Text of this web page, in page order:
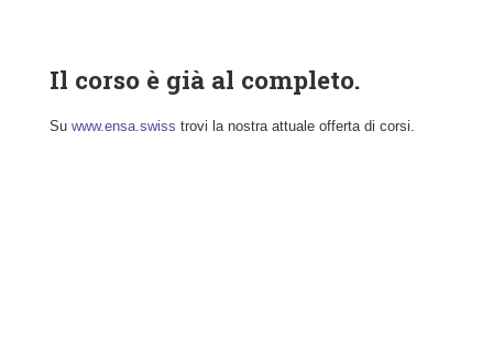
Il corso è già al completo.
Su www.ensa.swiss trovi la nostra attuale offerta di corsi.